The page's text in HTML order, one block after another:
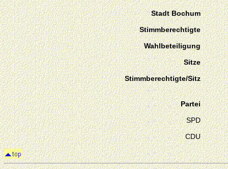
Stadt Bochum
Stimmberechtigte
Wahlbeteiligung
Sitze
Stimmberechtigte/Sitz
Partei
SPD
CDU